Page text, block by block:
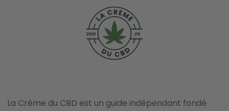
La Crème du CBD est un guide indépendant fondé